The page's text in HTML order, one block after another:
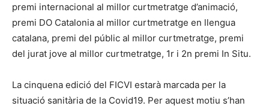
premi internacional al millor curtmetratge d’animació,
premi DO Catalonia al millor curtmetratge en llengua
catalana, premi del públic al millor curtmetratge, premi
del jurat jove al millor curtmetratge, 1r i 2n premi In Situ.
La cinquena edició del FICVI estarà marcada per la
situació sanitària de la Covid19. Per aquest motiu s’han